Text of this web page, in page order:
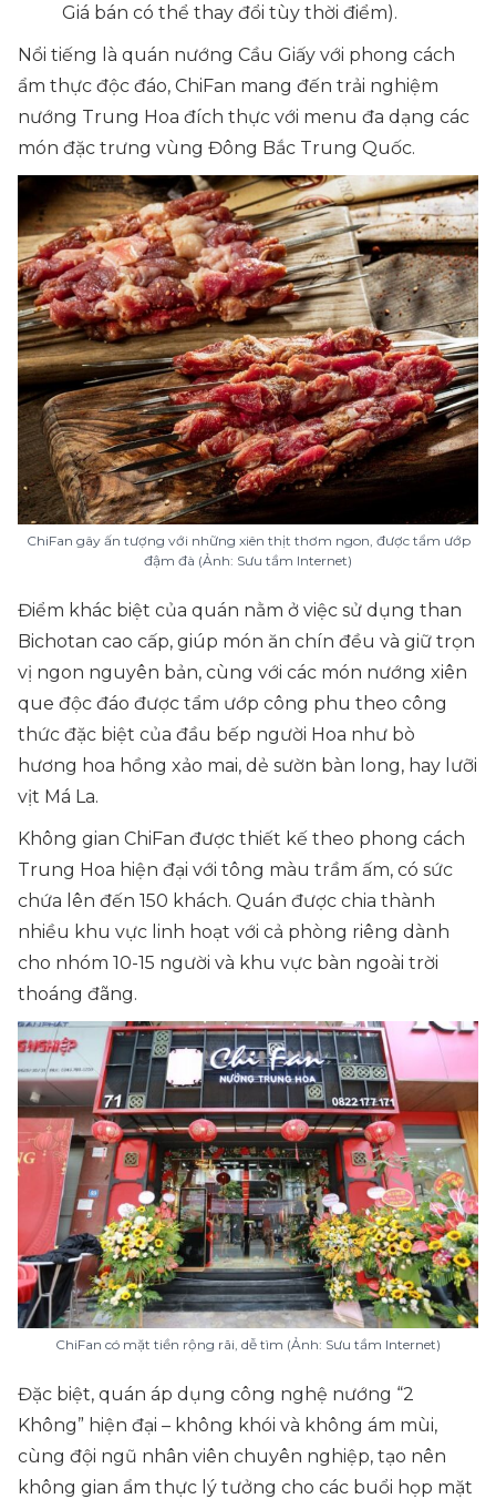
Giá bán có thể thay đổi tùy thời điểm).
Nổi tiếng là quán nướng Cầu Giấy với phong cách
ẩm thực độc đáo, ChiFan mang đến trải nghiệm
nướng Trung Hoa đích thực với menu đa dạng các
món đặc trưng vùng Đông Bắc Trung Quốc.
ChiFan gây ấn tượng với những xiên thịt thơm ngon, được tẩm ướp
đậm đà (Ảnh: Sưu tầm Internet)
Điểm khác biệt của quán nằm ở việc sử dụng than
Bichotan cao cấp, giúp món ăn chín đều và giữ trọn
vị ngon nguyên bản, cùng với các món nướng xiên
que độc đáo được tẩm ướp công phu theo công
thức đặc biệt của đầu bếp người Hoa như bò
hương hoa hồng xảo mai, dẻ sườn bàn long, hay lưỡi
vịt Má La.
Không gian ChiFan được thiết kế theo phong cách
Trung Hoa hiện đại với tông màu trầm ấm, có sức
chứa lên đến 150 khách. Quán được chia thành
nhiều khu vực linh hoạt với cả phòng riêng dành
cho nhóm 10-15 người và khu vực bàn ngoài trời
thoáng đãng.
ChiFan có mặt tiền rộng rãi, dễ tìm (Ảnh: Sưu tầm Internet)
Đặc biệt, quán áp dụng công nghệ nướng “2
Không” hiện đại – không khói và không ám mùi,
cùng đội ngũ nhân viên chuyên nghiệp, tạo nên
không gian ẩm thực lý tưởng cho các buổi họp mặt